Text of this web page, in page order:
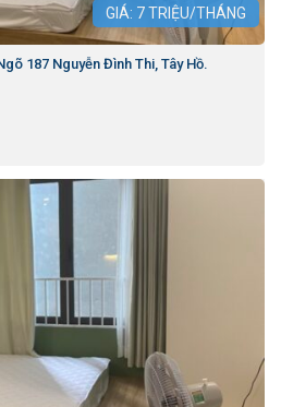
GIÁ: 7TRIỆU/THÁNG
187 Nguyễn Đình Thi, Tây Hồ.